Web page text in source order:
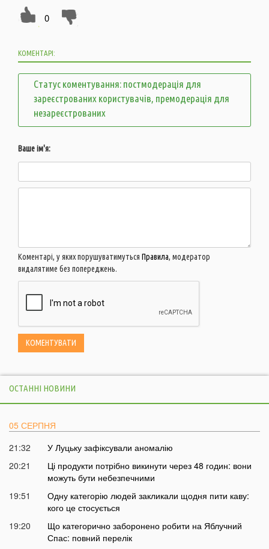
0
КОМЕНТАРІ:
Статус коментування: постмодерація для
зареєстрованих користувачів, премодерація для
незареєстрованих
Ваше ім'я:
Коментарі, у яких порушуватимуться Правила, модератор
видалятиме без попереджень.
ОСТАННІ НОВИНИ
05 СЕРПНЯ
21:32
У Луцьку зафіксували аномалію
20:21
Ці продукти потрібно викинути через 48 годин: вони
можуть бути небезпечними
19:51
Одну категорію людей закликали щодня пити каву:
кого це стосується
19:20
Що категорично заборонено робити на Яблучний
Спас: повний перелік